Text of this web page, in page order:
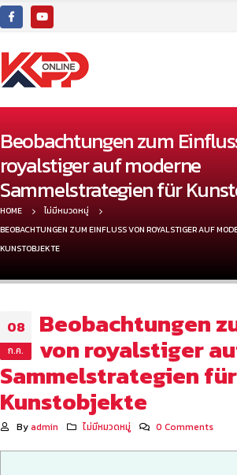
Beobachtungen zum
royalstiger auf moderne
Sammelstrategien für
HOME
ไม่มีหมวดหมู่
BEOBACHTUNGEN ZUM EINFLUSS VON ROYALSTIGER AUF
KUNSTOBJEKTE
08
ก.ค.
Beobachtungen
von royalstiger
Sammelstrategien für
Kunstobjekte
Byadmin ไม่มีหมวดหมู่ 0 Comments